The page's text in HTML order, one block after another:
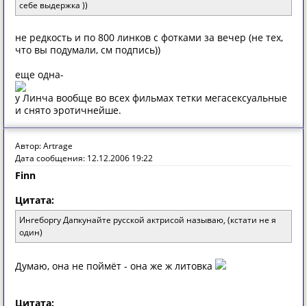
себе выдержка ))
не редкость и по 800 линков с фотками за вечер (не тех,
что вы подумали, см подпись))
еще одна-
у Линча вообще во всех фильмах тетки мегасексуальные
и снято эротичнейше.
Автор: Artrage
Дата сообщения: 12.12.2006 19:22
Finn
Цитата:
Ингеборгу Дапкунайте русской актрисой называю, (кстати не я
один)
Думаю, она не поймёт - она же ж литовка
Цитата: